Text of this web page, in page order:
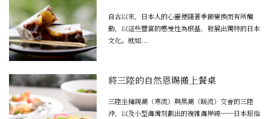
自古以來，日本人的心靈便隨著季節變換而有所觸
動，以這些豐富的感受性為根基，發展出獨特的日本
文化。就如...
將三陸的自然恩賜搬上餐桌
三陸坐擁親潮（寒流）與黑潮（暖流）交會的三陸
沖，以及小型海灣刻劃出的複雜海岸線──日本屈指